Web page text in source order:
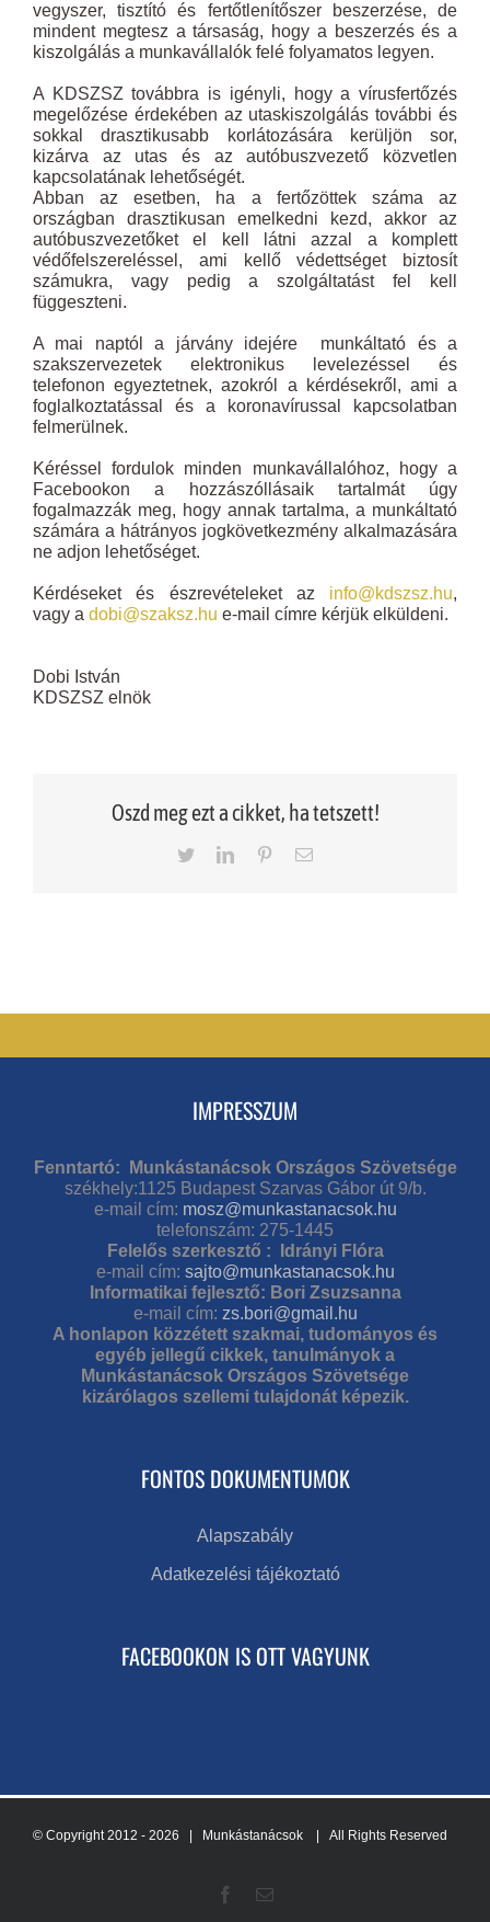
vegyszer, tisztító és fertőtlenítőszer beszerzése, de
mindent megtesz a társaság, hogy a beszerzés és a
kiszolgálás a munkavállalók felé folyamatos legyen.
A KDSZSZ továbbra is igényli, hogy a vírusfertőzés
megelőzése érdekében az utaskiszolgálás további és
sokkal drasztikusabb korlátozására kerüljön sor,
kizárva az utas és az autóbuszvezető közvetlen
kapcsolatának lehetőségét.
Abban az esetben, ha a fertőzöttek száma az
országban drasztikusan emelkedni kezd, akkor az
autóbuszvezetőket el kell látni azzal a komplett
védőfelszereléssel, ami kellő védettséget biztosít
számukra, vagy pedig a szolgáltatást fel kell
függeszteni.
A mai naptól a járvány idejére munkáltató és a
szakszervezetek elektronikus levelezéssel és
telefonon egyeztetnek, azokról a kérdésekről, ami a
foglalkoztatással és a koronavírussal kapcsolatban
felmerülnek.
Kéréssel fordulok minden munkavállalóhoz, hogy a
Facebookon a hozzászóllásaik tartalmát úgy
fogalmazzák meg, hogy annak tartalma, a munkáltató
számára a hátrányos jogkövetkezmény alkalmazására
ne adjon lehetőséget.
Kérdéseket és észrevételeket az info@kdszsz.hu,
vagy a dobi@szaksz.hu e-mail címre kérjük elküldeni.
Dobi István
KDSZSZ elnök
Oszd meg ezt a cikket, ha tetszett!
TwitterLinkedInPinterestEmail
IMPRESSZUM
Fenntartó: Munkástanácsok Országos Szövetsége
székhely:1125 Budapest Szarvas Gábor út 9/b.
e-mail cím: mosz@munkastanacsok.hu
telefonszám: 275-1445
Felelős szerkesztő : Idrányi Flóra
e-mail cím: sajto@munkastanacsok.hu
Informatikai fejlesztő: Bori Zsuzsanna
e-mail cím: zs.bori@gmail.hu
A honlapon közzétett szakmai, tudományos és
egyéb jellegű cikkek, tanulmányok a
Munkástanácsok Országos Szövetsége
kizárólagos szellemi tulajdonát képezik.
FONTOS DOKUMENTUMOK
Alapszabály
Adatkezelési tájékoztató
FACEBOOKON IS OTT VAGYUNK
© Copyright 2012 - 2026 | Munkástanácsok | All Rights Reserved
Facebook
Email